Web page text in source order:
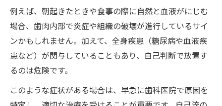
歯肉出血の原因追及と対策のポイント
早期発見で安心を手に入れる歯肉ケア
歯肉出血の早期サインを見逃さないために
歯肉の健康維持に役立つセルフケア習慣
歯肉からの出血対策に有効な日常の工夫
歯肉出血を予防する定期的なプロケアの重
例えば、朝起きたときや食事の際に自然と血液がにじむ
場合、歯肉内部で炎症や組織の破壊が進行しているサイ
ンかもしれません。加えて、全身疾患（糖尿病や血液疾
患など）が関与していることもあり、自己判断で放置す
るのは危険です。
このような症状がある場合は、早急に歯科医院で原因を